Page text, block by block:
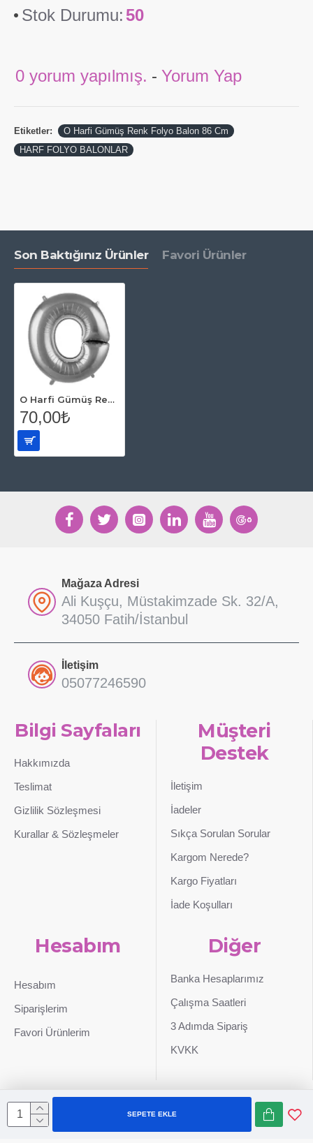
Stok Durumu: 50
0 yorum yapılmış. - Yorum Yap
SEPETE EKLE
Etiketler:
O Harfi Gümüş Renk Folyo Balon 86 Cm
HARF FOLYO BALONLAR
Son Baktığınız Ürünler Favori Ürünler
O Harfi Gümüş Renk Folyo Balon 86 Cm
70,00₺
Mağaza Adresi
Ali Kuşçu, Müstakimzade Sk. 32/A,
34050 Fatih/İstanbul
İletişim
05077246590
Bilgi Sayfaları
Hakkımızda
Teslimat
Gizlilik Sözleşmesi
Kurallar & Sözleşmeler
Müşteri
Destek
İletişim
İadeler
Sıkça Sorulan Sorular
Kargom Nerede?
Kargo Fiyatları
İade Koşulları
Hesabım
Hesabım
Siparişlerim
Favori Ürünlerim
Diğer
Banka Hesaplarımız
Çalışma Saatleri
3 Adımda Sipariş
KVKK
Sepetim 0507 724 65 90 Whatsapp